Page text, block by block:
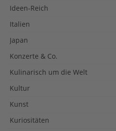
Ideen-Reich
Italien
Japan
Konzerte & Co.
Kulinarisch um die Welt
Kultur
Kunst
Kuriositäten